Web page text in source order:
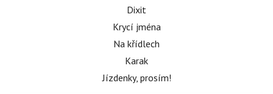
Dixit
Krycí jména
Na křídlech
Karak
Jízdenky, prosím!